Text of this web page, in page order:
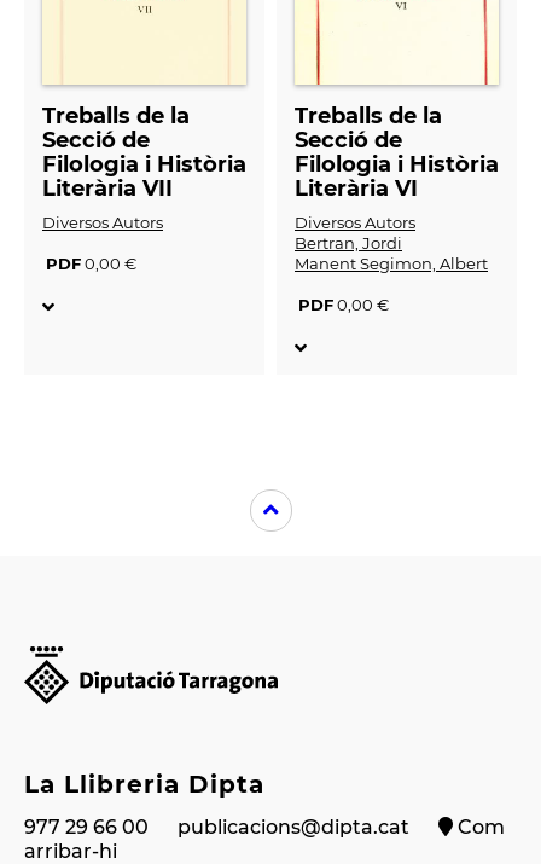
Treballs de la
Secció de
Filologia i Història
Literària VII
Diversos Autors
PDF0,00 €
Treballs de la
Secció de
Filologia i Història
Literària VI
Diversos Autors
Bertran, Jordi
Manent Segimon, Albert
PDF0,00 €
La Llibreria Dipta
977 29 66 00 publicacions@dipta.cat
Com
arribar-hi